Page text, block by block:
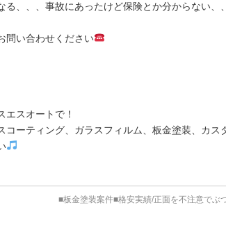
、、、事故にあったけど保険とか分からない、
問い合わせください
エスオートで！
コーティング、ガラスフィルム、板金塗装、カス
■板金塗装案件■格安実績/正面を不注意でぶ